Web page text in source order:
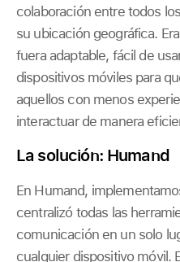
colaboración entre todos
su ubicación geográfica.
fuera adaptable, fácil de
dispositivos móviles para
aquellos con menos
interactuar de manera
La solución: Humand
En Humand,
centralizó todas las
comunicación en un solo
cualquier dispositivo móvil.